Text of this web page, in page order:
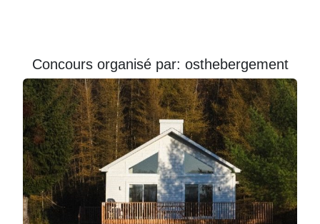
Concours organisé par: osthebergement
Prénom
Courriel
*
JE
M'INSCRIS!